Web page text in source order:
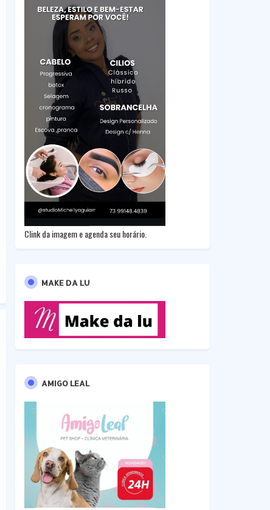
Clink da imagem e agenda seu horário.
MAKE DA LU
AMIGO LEAL